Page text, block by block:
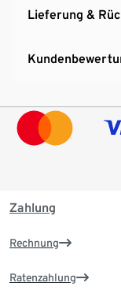
Lieferung &
Zahlung
Rechnung
Ratenzahlung